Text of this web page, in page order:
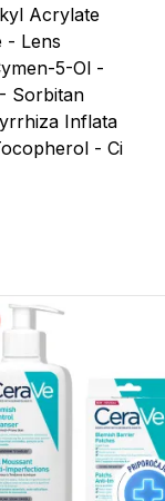
Acrylate
- Lens
5-Ol -
Sorbitan
Inflata
- Ci